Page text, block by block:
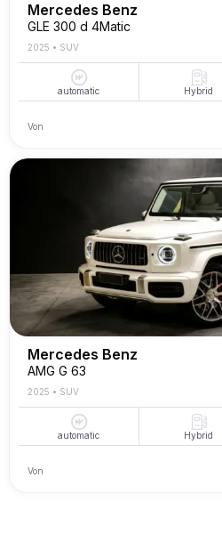
Mercedes Benz
GLE 300 d 4Matic
2025 • SUV
automatic Hybrid
Von
Mercedes Benz
AMG G 63
2025 • SUV
automatic Hybrid
Von